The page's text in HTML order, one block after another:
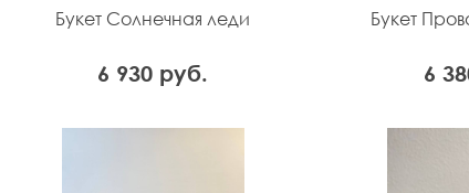
Букет Солнечная леди
6 930 руб.
Букет
6